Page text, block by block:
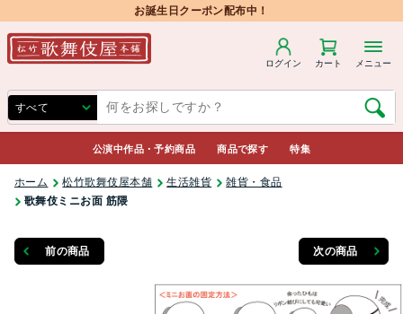
お誕生日クーポン配布中！
ログイン カート メニュー
公演中作品・予約商品 商品で探す 特集
ホーム 松竹歌舞伎屋本舗 生活雑貨
雑貨・食品
歌舞伎ミニお面 筋隈
前の商品 次の商品